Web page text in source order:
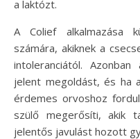
a laktózt.
A Colief alkalmazása
számára, akiknek a
intoleranciától.
jelent megoldást, és ha
érdemes orvoshoz
szülő megerősíti, akik
jelentős javulást hozott